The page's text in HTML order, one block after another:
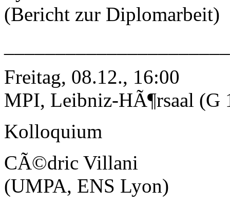
(Bericht zur Diplomarbeit)
Freitag, 08.12., 16:00
MPI, Leibniz-HÃ¶rsaal (G
Kolloquium
CÃ©dric Villani
(UMPA, ENS Lyon)